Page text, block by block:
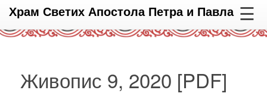
Храм Светих Апостола Петра и Павла ☰
Живопис 9, 2020 [PDF]